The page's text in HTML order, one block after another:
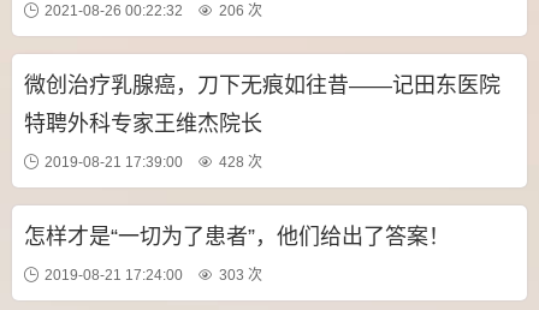
2021-08-26 00:22:32 206 次
微创治疗乳腺癌，刀下无痕如往昔——记田东医院
特聘外科专家王维杰院长
2019-08-21 17:39:00 428 次
怎样才是“一切为了患者”，他们给出了答案！
2019-08-21 17:24:00 303 次